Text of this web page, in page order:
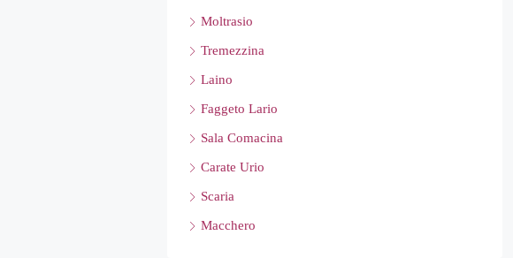
Moltrasio
Tremezzina
Laino
Faggeto Lario
Sala Comacina
Carate Urio
Scaria
Macchero